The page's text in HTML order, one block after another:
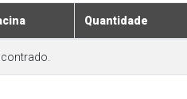
Quantidade